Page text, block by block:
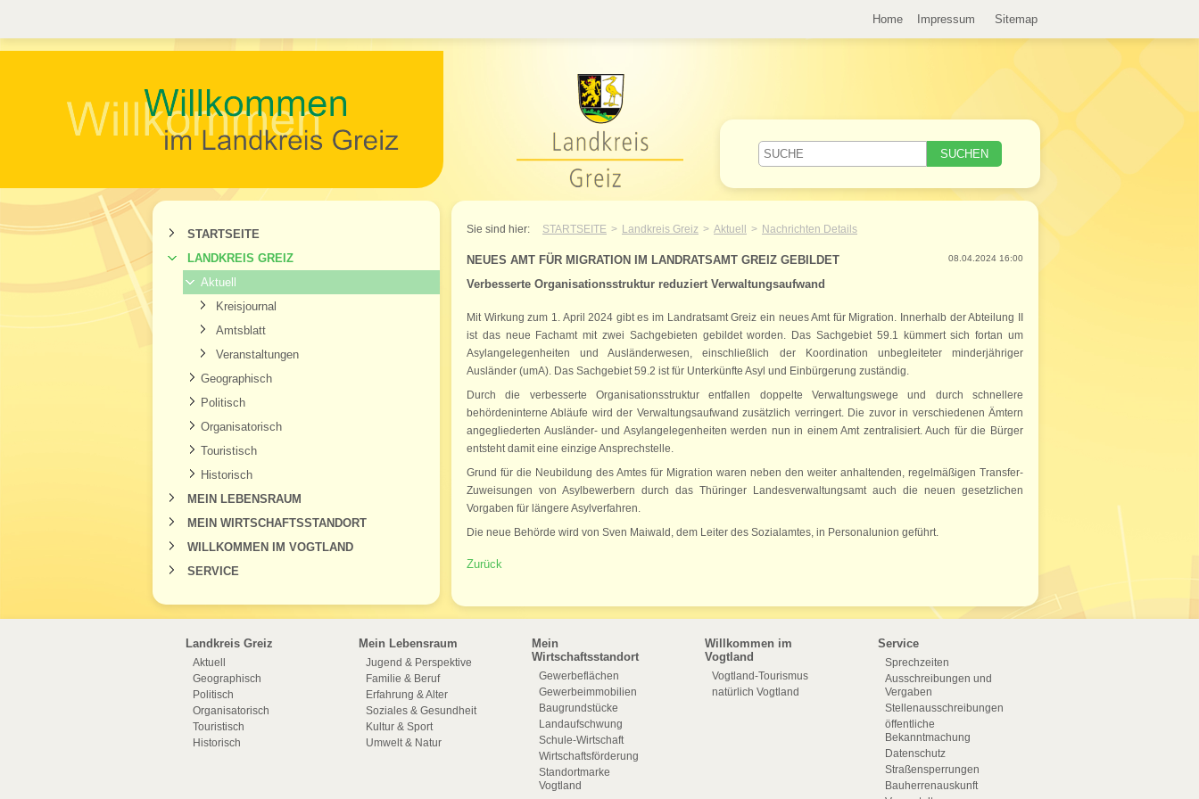
Home Impressum Sitemap
STARTSEITE
LANDKREIS GREIZ
Aktuell
Kreisjournal
Amtsblatt
Veranstaltungen
Geographisch
Politisch
Organisatorisch
Touristisch
Historisch
MEIN LEBENSRAUM
MEIN WIRTSCHAFTSSTANDORT
WILLKOMMEN IM VOGTLAND
SERVICE
Sie sind hier: STARTSEITE Landkreis Greiz Aktuell Nachrichten Details
08.04.2024 16:00
NEUES AMT FÜR MIGRATION IM LANDRATSAMT GREIZ GEBILDET
Verbesserte Organisationsstruktur reduziert Verwaltungsaufwand
Mit Wirkung zum 1. April 2024 gibt es im Landratsamt Greiz ein neues Amt für Migration. Innerhalb der Abteilung II
ist das neue Fachamt mit zwei Sachgebieten gebildet worden. Das Sachgebiet 59.1 kümmert sich fortan um
Asylangelegenheiten und Ausländerwesen, einschließlich der Koordination unbegleiteter minderjähriger
Ausländer (umA). Das Sachgebiet 59.2 ist für Unterkünfte Asyl und Einbürgerung zuständig.
Durch die verbesserte Organisationsstruktur entfallen doppelte Verwaltungswege und durch schnellere
behördeninterne Abläufe wird der Verwaltungsaufwand zusätzlich verringert. Die zuvor in verschiedenen Ämtern
angegliederten Ausländer- und Asylangelegenheiten werden nun in einem Amt zentralisiert. Auch für die Bürger
entsteht damit eine einzige Ansprechstelle.
Grund für die Neubildung des Amtes für Migration waren neben den weiter anhaltenden, regelmäßigen Transfer-
Zuweisungen von Asylbewerbern durch das Thüringer Landesverwaltungsamt auch die neuen gesetzlichen
Vorgaben für längere Asylverfahren.
Die neue Behörde wird von Sven Maiwald, dem Leiter des Sozialamtes, in Personalunion geführt.
Zurück
Landkreis Greiz
Aktuell
Geographisch
Politisch
Organisatorisch
Touristisch
Historisch
Mein Lebensraum
Jugend & Perspektive
Familie & Beruf
Erfahrung & Alter
Soziales & Gesundheit
Kultur & Sport
Umwelt & Natur
Mein
Wirtschaftsstandort
Gewerbeflächen
Gewerbeimmobilien
Baugrundstücke
Landaufschwung
Schule-Wirtschaft
Wirtschaftsförderung
Standortmarke
Vogtland
Willkommen im
Vogtland
Vogtland-Tourismus
natürlich Vogtland
Service
Sprechzeiten
Ausschreibungen und
Vergaben
Stellenausschreibungen
öffentliche
Bekanntmachung
Datenschutz
Straßensperrungen
Bauherrenauskunft